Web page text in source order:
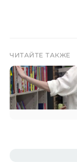
ЧИТАЙТЕ ТАКЖЕ